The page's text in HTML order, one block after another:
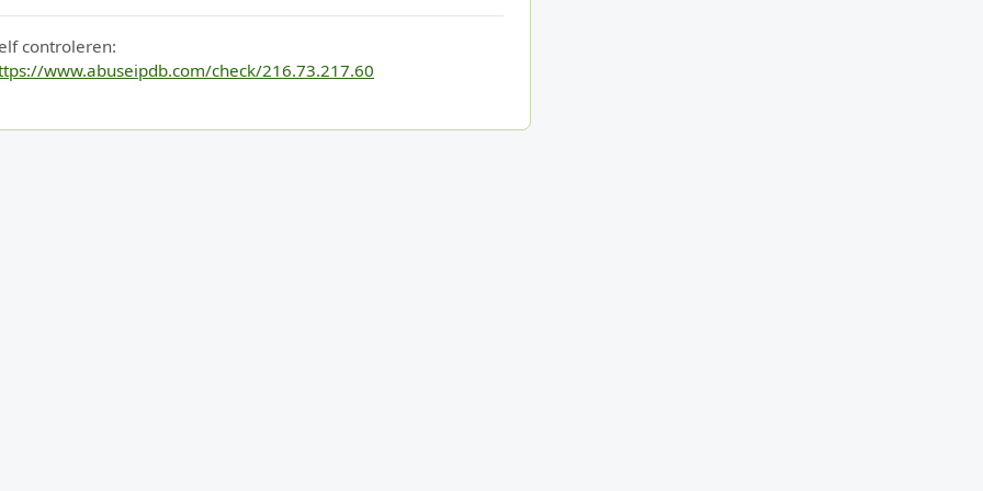
controleren:
www.abuseipdb.com/check/216.73.217.60